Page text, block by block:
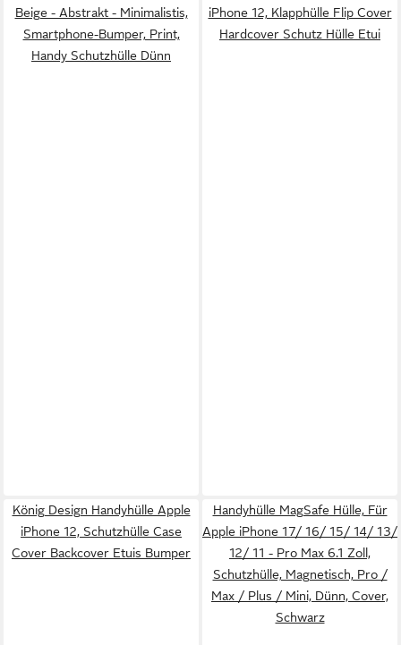
Beige - Abstrakt - Minimalistis,
Smartphone-Bumper, Print,
Handy Schutzhülle Dünn
iPhone 12, Klapphülle Flip Cover
Hardcover Schutz Hülle Etui
König Design Handyhülle Apple
iPhone 12, Schutzhülle Case
Cover Backcover Etuis Bumper
Handyhülle MagSafe Hülle, Für
Apple iPhone 17/ 16/ 15/ 14/ 13/
12/ 11 - Pro Max 6.1 Zoll,
Schutzhülle, Magnetisch, Pro /
Max / Plus / Mini, Dünn, Cover,
Schwarz